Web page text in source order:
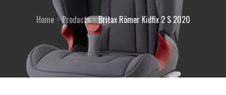
Home Products Britax Römer Kidfix 2 S 2020